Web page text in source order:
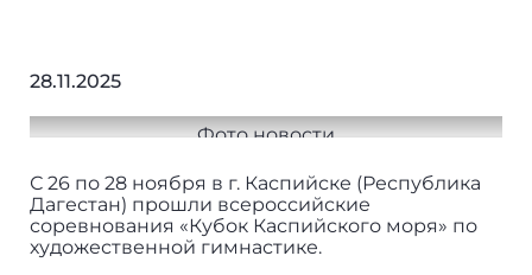
28.11.2025
С 26 по 28 ноября в г. Каспийске (Республика
Дагестан) прошли всероссийские
соревнования «Кубок Каспийского моря» по
художественной гимнастике.